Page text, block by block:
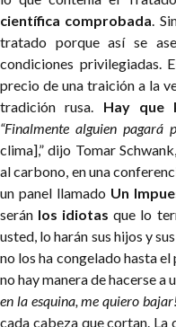
científica comprobada.
tratado porque así se
condiciones privilegiadas.
precio de una traición a la
tradición rusa.
Hay que
“Finalmente alguien pagará
clima],” dijo Tomar
al carbono, en una
un panel llamado Un
serán los idiotas que lo
usted, lo harán sus hijos y
no los ha congelado hasta el
no hay manera de hacerse a
en la esquina, me quiero
cada cabeza que cortan. La